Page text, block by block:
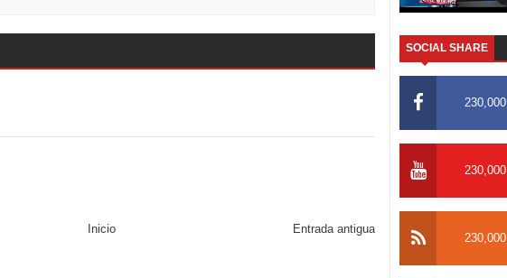
Entrada antigua
Inicio
SOCIAL SHARE
230,000
230,000
230,000